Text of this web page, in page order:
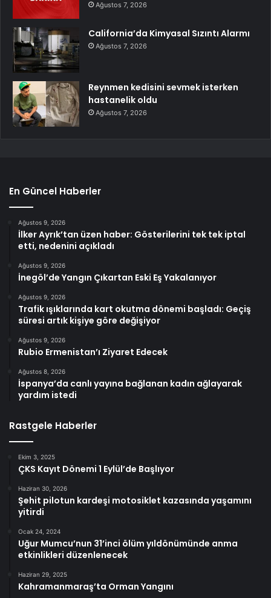
Ağustos 7, 2026
California’da Kimyasal Sızıntı Alarmı
Ağustos 7, 2026
Reynmen kedisini sevmek isterken
hastanelik oldu
Ağustos 7, 2026
En Güncel Haberler
Ağustos 9, 2026
İlker Ayrık’tan üzen haber: Gösterilerini tek tek iptal
etti, nedenini açıkladı
Ağustos 9, 2026
İnegöl’de Yangın Çıkartan Eski Eş Yakalanıyor
Ağustos 9, 2026
Trafik ışıklarında kart okutma dönemi başladı: Geçiş
süresi artık kişiye göre değişiyor
Ağustos 9, 2026
Rubio Ermenistan’ı Ziyaret Edecek
Ağustos 8, 2026
İspanya’da canlı yayına bağlanan kadın ağlayarak
yardım istedi
Rastgele Haberler
Ekim 3, 2025
ÇKS Kayıt Dönemi 1 Eylül’de Başlıyor
Haziran 30, 2026
Şehit pilotun kardeşi motosiklet kazasında yaşamını
yitirdi
Ocak 24, 2024
Uğur Mumcu’nun 31’inci ölüm yıldönümünde anma
etkinlikleri düzenlenecek
Haziran 29, 2025
Kahramanmaraş’ta Orman Yangını